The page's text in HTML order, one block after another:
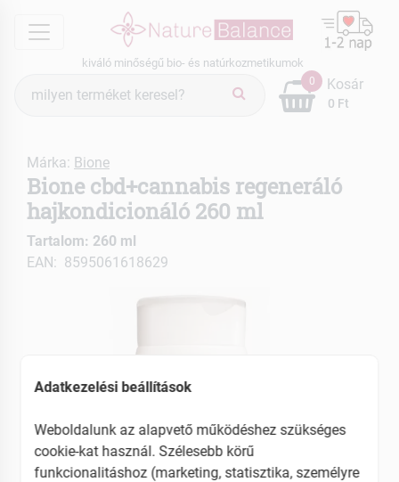
menu
kiváló minőségű bio- és natúrkozmetikumok
keresés
0
0 Ft
Kosár
Márka: Bione
Bione cbd+cannabis regeneráló
hajkondicionáló 260 ml
Tartalom: 260 ml
EAN: 8595061618629
Adatkezelési beállítások
Weboldalunk az alapvető működéshez szükséges
cookie-kat használ. Szélesebb körű
funkcionalitáshoz (marketing, statisztika, személyre